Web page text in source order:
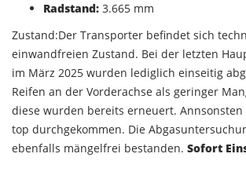
Radstand: 3.665 mm
Zustand:Der Transporter befindet sich
einwandfreien Zustand. Bei der letzten
im März 2025 wurden lediglich einseitig
Reifen an der Vorderachse als geringer
diese wurden bereits erneuert. Annsonsten
top durchgekommen. Die
ebenfalls mängelfrei bestanden. Sofort